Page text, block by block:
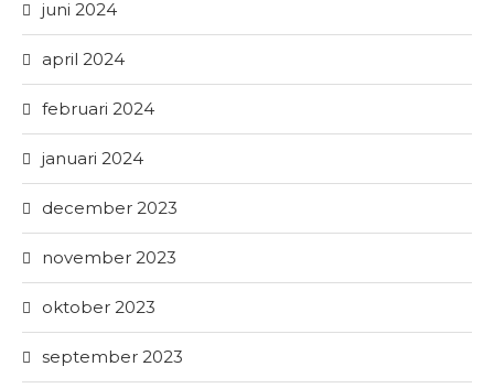
juni 2024
april 2024
februari 2024
januari 2024
december 2023
november 2023
oktober 2023
september 2023